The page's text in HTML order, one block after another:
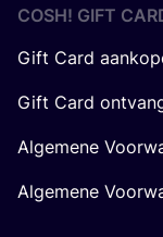
COSH! GIFT
Gift Card
Gift Card
Algemene
Algemene